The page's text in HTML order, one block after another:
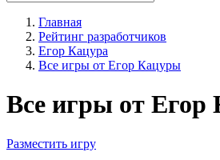
Главная
Рейтинг разработчиков
Егор Кацура
Все игры от Егор Кацуры
Все игры от Егор
Разместить игру